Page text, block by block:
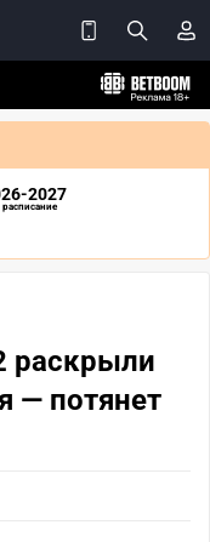
2027
раскрыли
— потянет